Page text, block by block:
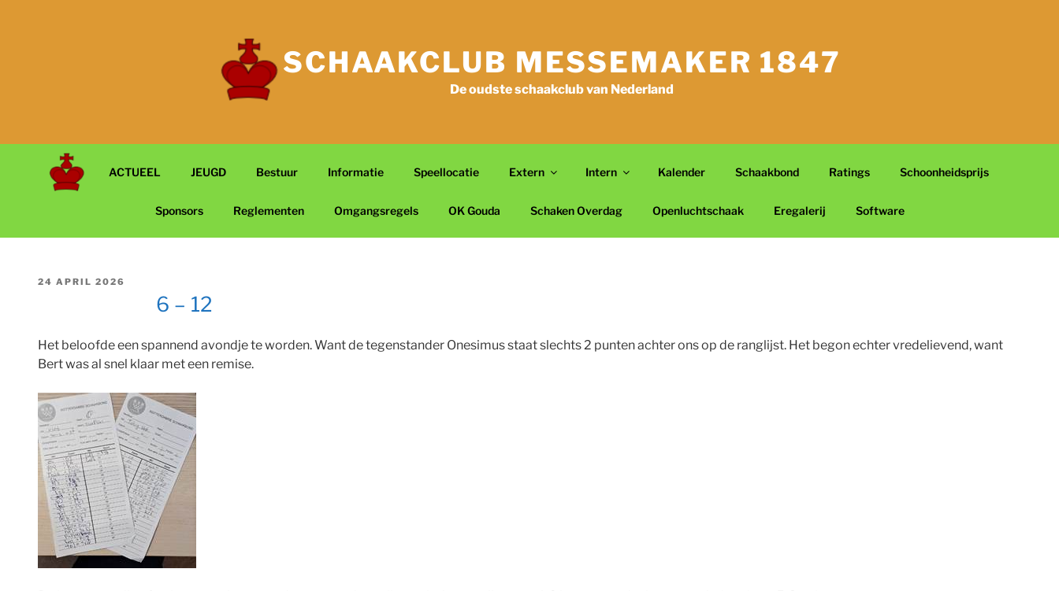
SCHAAKCLUB MESSEMAKER 1847
De oudste schaakclub van Nederland
ACTUEEL JEUGD Bestuur Informatie Speellocatie Extern Intern Kalender Schaakbond Ratings Schoonheidsprijs
Sponsors Reglementen Omgangsregels OK Gouda Schaken Overdag Openluchtschaak Eregalerij Software
GEPLAATST
24 APRIL 2026
6 – 12
Het beloofde een spannend avondje te worden. Want de tegenstander Onesimus staat slechts 2 punten achter ons op de ranglijst. Het begon echter vredelievend, want
Bert was al snel klaar met een remise.